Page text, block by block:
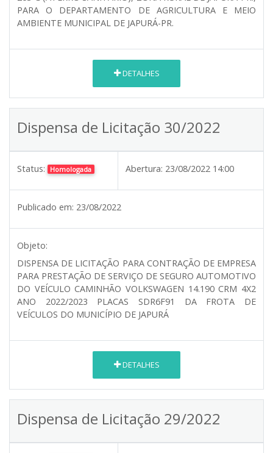
PARA O DEPARTAMENTO DE AGRICULTURA E MEIO
AMBIENTE MUNICIPAL DE JAPURÁ-PR.
DETALHES
Dispensa de Licitação 30/2022
Status: Homologada Abertura: 23/08/2022 14:00
Publicado em: 23/08/2022
Objeto:
DISPENSA DE LICITAÇÃO PARA CONTRAÇÃO DE EMPRESA
PARA PRESTAÇÃO DE SERVIÇO DE SEGURO AUTOMOTIVO
DO VEÍCULO CAMINHÃO VOLKSWAGEN 14.190 CRM 4X2
ANO 2022/2023 PLACAS SDR6F91 DA FROTA DE
VEÍCULOS DO MUNICÍPIO DE JAPURÁ
DETALHES
Dispensa de Licitação 29/2022